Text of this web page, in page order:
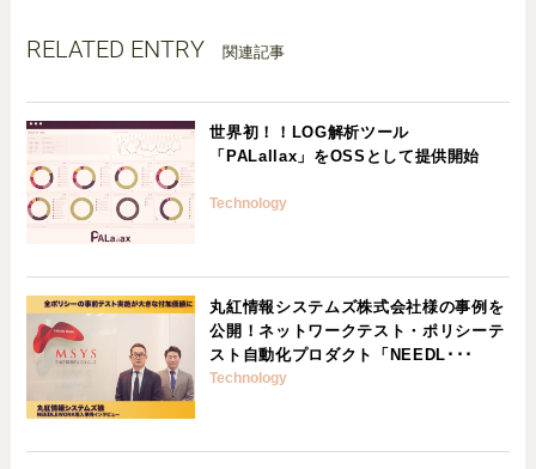
RELATED ENTRY 関連記事
世界初！！LOG解析ツール
「PALallax」をOSSとして提供開始
Technology
丸紅情報システムズ株式会社様の事例を
公開！ネットワークテスト・ポリシーテ
スト自動化プロダクト「NEEDL･･･
Technology